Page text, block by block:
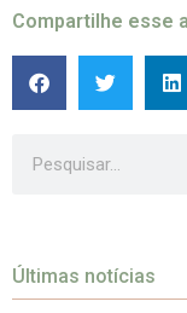
Compartilhe esse
Últimas notícias